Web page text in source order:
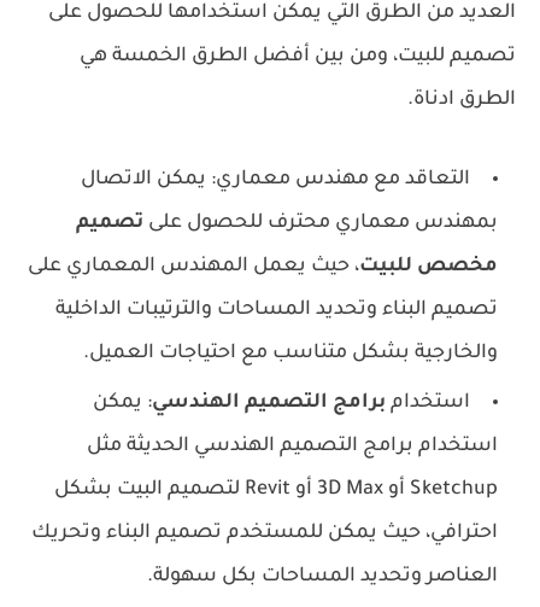
العديد من الطرق التي يمكن استخدامها للحصول على
تصميم للبيت، ومن بين أفضل الطرق الخمسة هي
الطرق ادناة.
التعاقد مع مهندس معماري: يمكن الاتصال
بمهندس معماري محترف للحصول على تصميم
مخصص للبيت، حيث يعمل المهندس المعماري على
تصميم البناء وتحديد المساحات والترتيبات الداخلية
والخارجية بشكل متناسب مع احتياجات العميل.
استخدام برامج التصميم الهندسي: يمكن
استخدام برامج التصميم الهندسي الحديثة مثل
Sketchup أو 3D Max أو Revit لتصميم البيت بشكل
احترافي، حيث يمكن للمستخدم تصميم البناء وتحريك
العناصر وتحديد المساحات بكل سهولة.